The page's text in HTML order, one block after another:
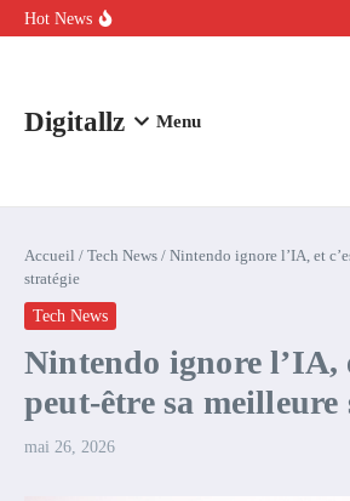
Aller au contenu
Hot News
Comment l’IA simplifie la data de
Digitallz Menu
Accueil / Tech News / Nintendo ignore l’IA, et
stratégie
Tech News
Nintendo ignore l’IA,
peut-être sa meilleure
mai 26, 2026